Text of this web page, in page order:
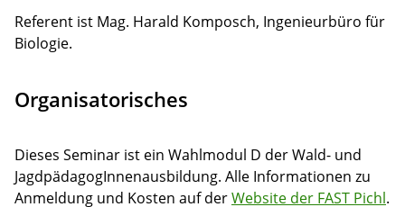
Referent ist Mag. Harald Komposch, Ingenieurbüro für
Biologie.
Organisatorisches
Dieses Seminar ist ein Wahlmodul D der Wald- und
JagdpädagogInnenausbildung. Alle Informationen zu
Anmeldung und Kosten auf derWebsite der FAST Pichl.